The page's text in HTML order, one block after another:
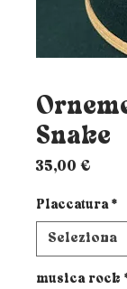
Snake
35,00 €
Placcatura *
musica rock